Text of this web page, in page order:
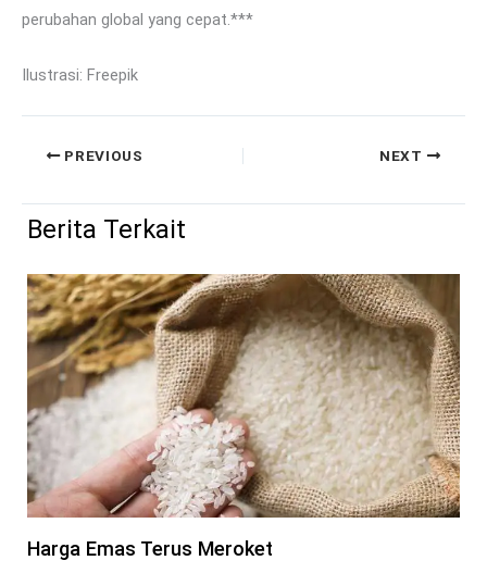
perubahan global yang cepat.***
Ilustrasi: Freepik
PREVIOUS NEXT
Berita Terkait
Harga Emas Terus Meroket